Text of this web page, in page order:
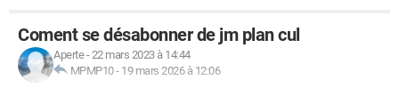
Coment se désabonner de jm plan cul
Aperte-22 mars 2023 à 14:44
MPMP10- 19 mars 2026 à 12:06